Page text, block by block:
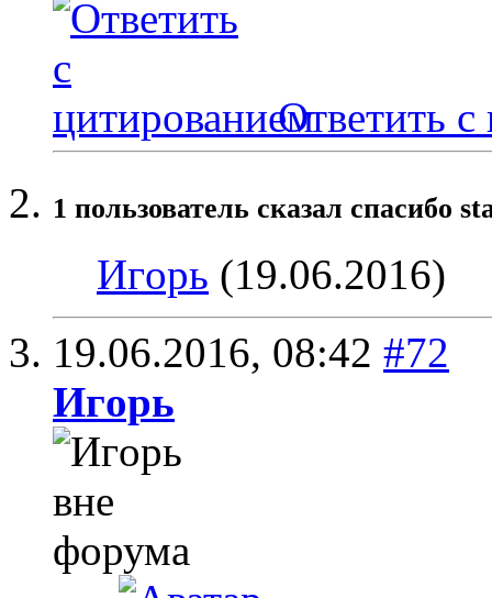
Ответить с
1 пользователь сказал cпасибо
Игoрь (19.06.2016)
19.06.2016, 08:42 #72
Игoрь